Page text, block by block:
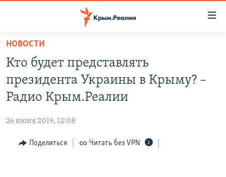
Вернуться
основному
содержанию
Вернутся
главной
Вернутся
НОВОСТИ
СПЕЦПРОЕКТЫ
11 ЛЕТ ОККУПАЦИИ КРЫМА. 11 ИСТОРИЙ СОПРОТИВЛЕНИЯ
ВОДА
ЕЩЕ
ИНТЕРАКТИВ
РАДІО СВОБОДА
НОВОСТИ
Кто будет представлять
президента Украины в Крыму? –
Радио Крым.Реалии
26 июня 2019, 12:08
Поделиться Читать без VPN